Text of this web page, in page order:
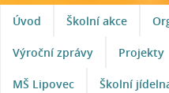
Úvod Školní akce
Výroční zprávy Projekty
MŠ Lipovec Školní